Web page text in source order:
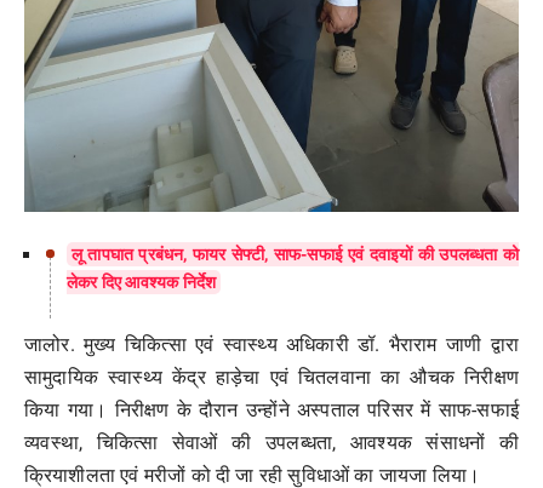
लू तापघात प्रबंधन, फायर सेफ्टी, साफ-सफाई एवं दवाइयों की उपलब्धता को
लेकर दिए आवश्यक निर्देश
जालोर. मुख्य चिकित्सा एवं स्वास्थ्य अधिकारी डॉ. भैराराम जाणी द्वारा
सामुदायिक स्वास्थ्य केंद्र हाड़ेचा एवं चितलवाना का औचक निरीक्षण
किया गया। निरीक्षण के दौरान उन्होंने अस्पताल परिसर में साफ-सफाई
व्यवस्था, चिकित्सा सेवाओं की उपलब्धता, आवश्यक संसाधनों की
क्रियाशीलता एवं मरीजों को दी जा रही सुविधाओं का जायजा लिया।